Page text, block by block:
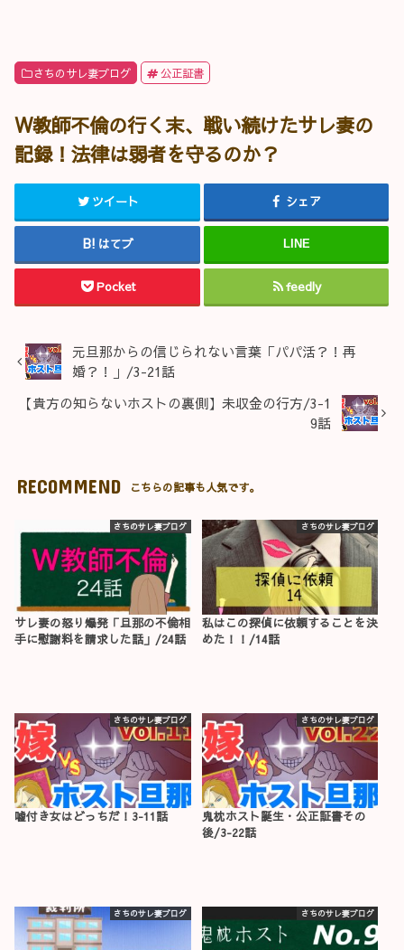
さちのサレ妻ブログ 公正証書
W教師不倫の行く末、戦い続けたサレ妻の
記録！法律は弱者を守るのか？
ツイート シェア
はてブ LINE
Pocket feedly
元旦那からの信じられない言葉「パパ活？！再
婚？！」/3-21話
【貴方の知らないホストの裏側】未収金の行方/3-1
9話
RECOMMEND こちらの記事も人気です。
さちのサレ妻ブログ
サレ妻の怒り爆発「旦那の不倫相
手に慰謝料を請求した話」/24話
さちのサレ妻ブログ
私はこの探偵に依頼することを決
めた！！/14話
さちのサレ妻ブログ
嘘付き女はどっちだ！3-11話
さちのサレ妻ブログ
鬼枕ホスト誕生・公正証書その
後/3-22話
さちのサレ妻ブログ さちのサレ妻ブログ